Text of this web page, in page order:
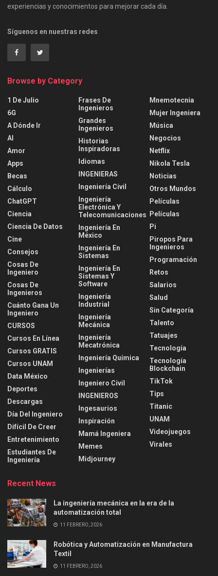
experiencias y conocimientos para mejorar cada día.
Síguenos en nuestras redes
Browse by Category
1 De Julio
6G
A Dónde Ir
AI
Amor
Apps
Becas
Cálculo
ChatGPT
Ciencia
Ciencia De Datos
Cine
Consejos
Cosas De
Ingeniero
Cosas De
Ingenieros
Cuánto Gana Un
Ingeniero
CURSOS
Cursos En Línea
Cursos GRATIS
Cursos UNAM
Data México
Deportes
Descargas
Día Del Ingeniero
Difícil De Creer
Entretenimiento
Estudiantes De
Ingeniería
Frases De
Ingenieros
Grandes
Ingenieros
Historias
Inspiradoras
Idiomas
INGENIERAS
Ingeniería Civil
Ingeniería
Electrónica Y
Telecomunicaciones
Ingeniería En
México
Ingeniería En
Sistemas
Ingeniería En
Sistemas Y
Software
Ingeniería
Industrial
Ingeniería
Mecánica
Ingeniería
Mecatrónica
Ingeniería Química
Ingenierías
Ingeniero Civil
INGENIEROS
Ingesaurios
Inspiración
Mamá Ingeniera
Memes
Midjourney
Mnemotecnia
Mujer Ingeniera
Música
Negocios
Netflix
Nikola Tesla
Noticias
Otros Mundos
Películas
Películas
Pi
Piropos Para
Ingenieros
Programación
Retos
Salarios
Salud
Sin Categoría
Talento
Tatuajes
Tecnología
Tecnología
Blockchain
TikTok
Tips
Titanic
UNAM
Videojuegos
Virales
Recent News
La ingeniería mecánica en la era de la
automatización total
11 FEBRERO, 2026
Robótica y Automatización en Manufactura
Textil
11 FEBRERO, 2026